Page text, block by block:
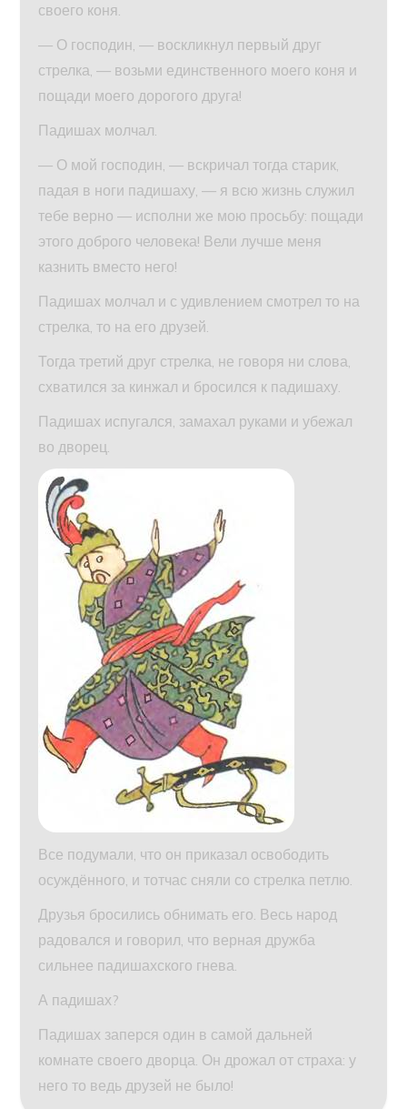
своего коня.
— О господин, — воскликнул первый друг
стрелка, — возьми единственного моего коня и
пощади моего дорогого друга!
Падишах молчал.
— О мой господин, — вскричал тогда старик,
падая в ноги падишаху, — я всю жизнь служил
тебе верно — исполни же мою просьбу: пощади
этого доброго человека! Вели лучше меня
казнить вместо него!
Падишах молчал и с удивлением смотрел то на
стрелка, то на его друзей.
Тогда третий друг стрелка, не говоря ни слова,
схватился за кинжал и бросился к падишаху.
Падишах испугался, замахал руками и убежал
во дворец.
Все подумали, что он приказал освободить
осуждённого, и тотчас сняли со стрелка петлю.
Друзья бросились обнимать его. Весь народ
радовался и говорил, что верная дружба
сильнее падишахского гнева.
А падишах?
Падишах заперся один в самой дальней
комнате своего дворца. Он дрожал от страха: у
него то ведь друзей не было!